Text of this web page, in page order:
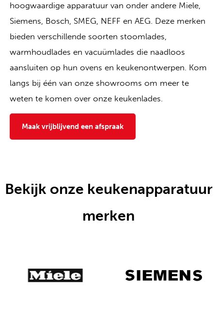
hoogwaardige apparatuur van onder andere Miele,
Siemens, Bosch, SMEG, NEFF en AEG. Deze merken
bieden verschillende soorten stoomlades,
warmhoudlades en vacuümlades die naadloos
aansluiten op hun ovens en keukenontwerpen. Kom
langs bij één van onze showrooms om meer te
weten te komen over onze keukenlades.
Maak vrijblijvend een afspraak
Bekijk onze keukenapparatuur
merken